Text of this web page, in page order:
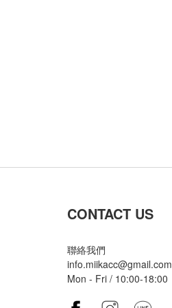
CONTACT US
聯絡我們
info.miikacc@gmail.com
Mon - Fri / 10:00-18:00